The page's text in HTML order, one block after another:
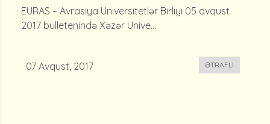
EURAS – Avrasiya Universitetlər Birliyi 05 avqust
2017 bülletenində Xəzər Unive...
07 Avqust, 2017 ƏTRAFLI